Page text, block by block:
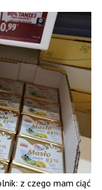
z czego mam ciąć